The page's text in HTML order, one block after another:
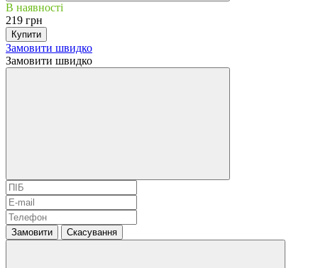
В наявності
219 грн
Купити
Замовити швидко
Замовити швидко
Замовити Скасування